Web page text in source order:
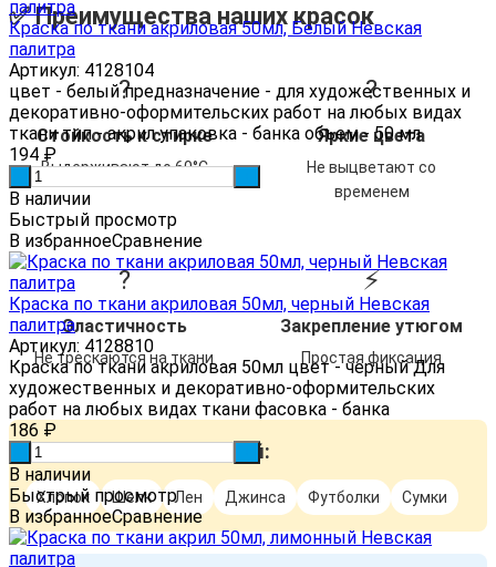
✅ Преимущества наших красок
?
Стойкость к стирке
Выдерживают до 60°C
?
Яркие цвета
Не выцветают со
временем
?
Эластичность
Не трескаются на ткани
⚡
Закрепление утюгом
Простая фиксация
? Подходит для тканей:
Хлопок Шелк Лен Джинса Футболки Сумки
Краска по ткани акриловая 50мл, Белый Невская
палитра
Артикул: 4128104
цвет - белый предназначение - для художественных и
декоративно-оформительских работ на любых видах
ткани тип - акрил упаковка - банка объем - 50 мл
194 ₽
В наличии
Быстрый просмотр
В избранноеСравнение
Краска по ткани акриловая 50мл, черный Невская
палитра
Артикул: 4128810
Краска по ткани акриловая 50мл цвет - черный Для
художественных и декоративно-оформительских
работ на любых видах ткани фасовка - банка
186 ₽
В наличии
Быстрый просмотр
В избранноеСравнение